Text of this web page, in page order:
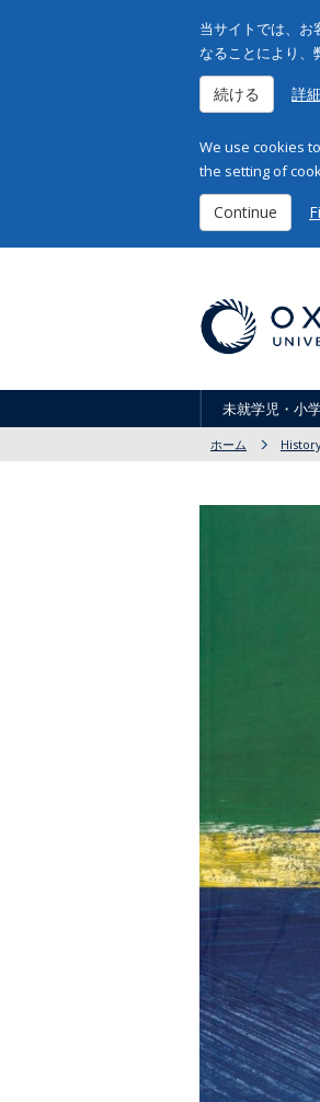
当サイトでは、
なることにより、
続ける 詳
We use cookies
the setting of
Continue
未就学児・小
ホーム